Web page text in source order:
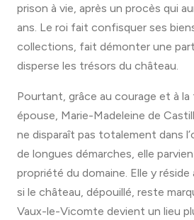
prison à vie, après un procès qui
ans. Le roi fait confisquer ses
collections, fait démonter une
disperse les trésors du château.
Pourtant, grâce au courage et à
épouse, Marie-Madeleine de
ne disparaît pas totalement dans
de longues démarches, elle
propriété du domaine. Elle y réside
si le château, dépouillé, reste
Vaux-le-Vicomte devient un lieu